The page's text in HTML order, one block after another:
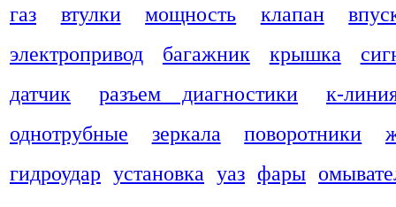
газ
втулки мощность клапан
электропривод
багажник крышка
датчик
разъем диагностики
к-
однотрубные
зеркала поворотники
гидроудар установка уаз фары